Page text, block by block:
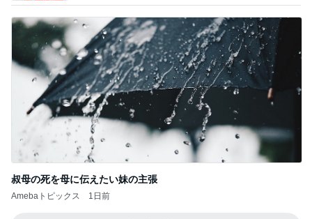
叔母の死を母に伝えたい妹の主張
Amebaトピックス 1日前